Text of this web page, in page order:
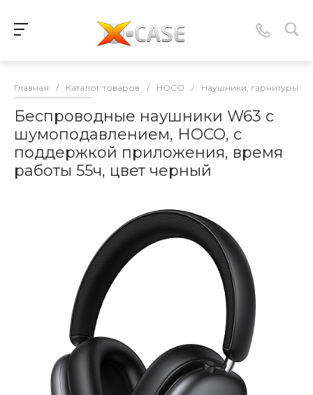
Главная / Каталог товаров / HOCO / Наушники, гарнитуры,
Беспроводные наушники W63 с
шумоподавлением, HOCO, с
поддержкой приложения, время
работы 55ч, цвет черный